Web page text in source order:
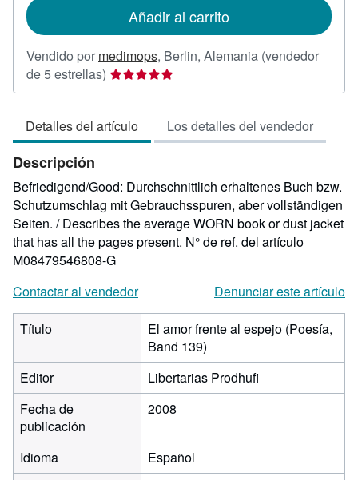
envío
Añadir al carrito
Vendido por medimops, Berlin, Alemania (vendedor
de 5 estrellas) Calificación
del
5
de
estrellas
Detalles del artículo Los detalles del vendedor
Descripción
Befriedigend/Good: Durchschnittlich erhaltenes Buch bzw.
Schutzumschlag mit Gebrauchsspuren, aber vollständigen
Seiten. / Describes the average WORN book or dust jacket
that has all the pages present. N° de ref. del artículo
M08479546808-G
Contactar al vendedor
Denunciar este artículo
Título
El amor frente al espejo (Poesía,
Band 139)
Editor
Libertarias Prodhufi
Fecha de
publicación
2008
Idioma
Español